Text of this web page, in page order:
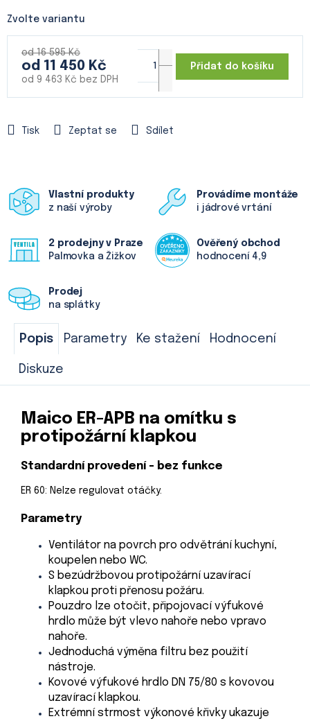
Tisk Zeptat se Sdílet
Zvolte variantu
od 16 595 Kč
od 11 450 Kč
od 9 463 Kč bez DPH
Přidat do košíku
Vlastní produkty
z naší výroby
Provádíme montáže
i jádrové vrtání
2 prodejny v Praze
Palmovka a Žižkov
Ověřený obchod
hodnocení 4,9
Prodej
na splátky
Popis Parametry Ke stažení Hodnocení
Diskuze
Maico ER-APB na omítku s
protipožární klapkou
Standardní provedení - bez funkce
ER 60: Nelze regulovat otáčky.
Parametry
Ventilátor na povrch pro odvětrání kuchyní,
koupelen nebo WC.
S bezúdržbovou protipožární uzavírací
klapkou proti přenosu požáru.
Pouzdro lze otočit, připojovací výfukové
hrdlo může být vlevo nahoře nebo vpravo
nahoře.
Jednoduchá výměna filtru bez použití
nástroje.
Kovové výfukové hrdlo DN 75/80 s kovovou
uzavírací klapkou.
Extrémní strmost výkonové křivky ukazuje